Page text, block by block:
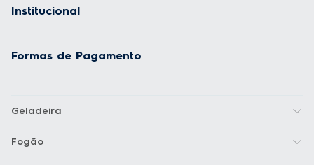
Institucional
Formas de Pagamento
Geladeira
Fogão